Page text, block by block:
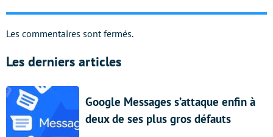
Les commentaires sont fermés.
Les derniers articles
Google Messages s’attaque enfin à
deux de ses plus gros défauts